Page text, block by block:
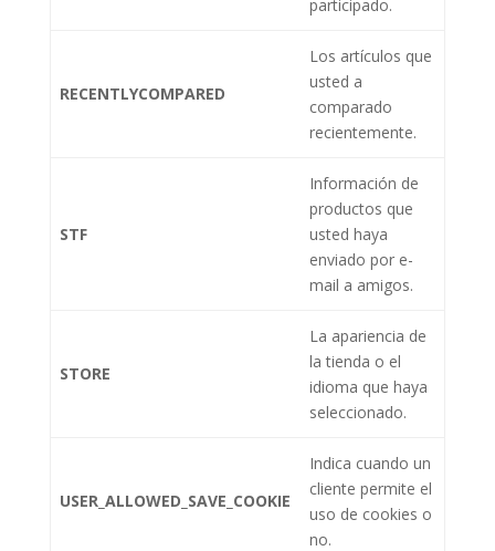
participado.
RECENTLYCOMPARED
Los artículos que
usted a
comparado
recientemente.
STF
Información de
productos que
usted haya
enviado por e-
mail a amigos.
STORE
La apariencia de
la tienda o el
idioma que haya
seleccionado.
USER_ALLOWED_SAVE_COOKIE
Indica cuando un
cliente permite el
uso de cookies o
no.